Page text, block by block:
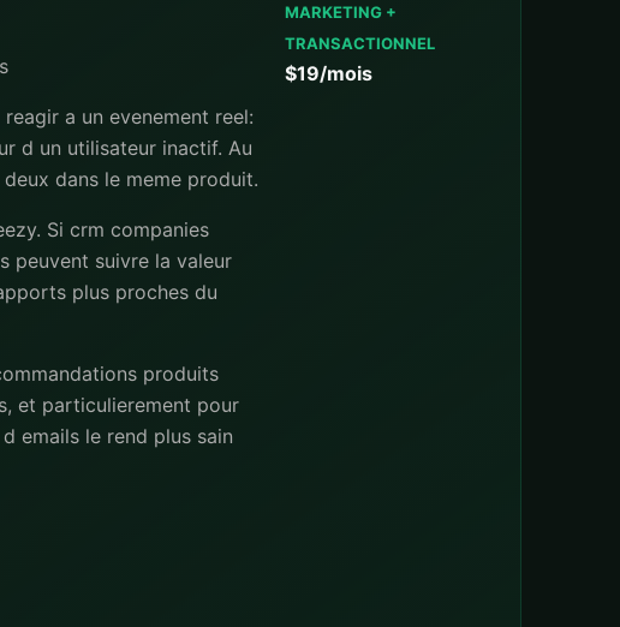
a un evenement reel:
d un utilisateur inactif. Au
dans le meme produit.
Si crm companies
peuvent suivre la valeur
plus proches du
produits
et particulierement pour
emails le rend plus sain
MARKETING +
TRANSACTIONNEL
$19/mois